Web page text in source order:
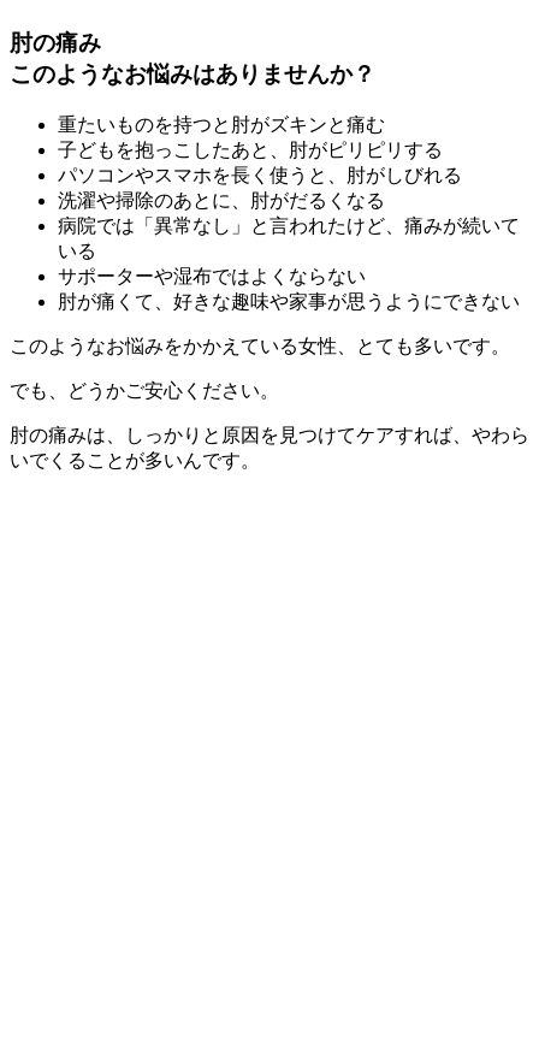
肘の痛み
このようなお悩みはありませんか？
重たいものを持つと肘がズキンと痛む
子どもを抱っこしたあと、肘がピリピリする
パソコンやスマホを長く使うと、肘がしびれる
洗濯や掃除のあとに、肘がだるくなる
病院では「異常なし」と言われたけど、痛みが続いて
いる
サポーターや湿布ではよくならない
肘が痛くて、好きな趣味や家事が思うようにできない
このようなお悩みをかかえている女性、とても多いです。
でも、どうかご安心ください。
肘の痛みは、しっかりと原因を見つけてケアすれば、やわら
いでくることが多いんです。